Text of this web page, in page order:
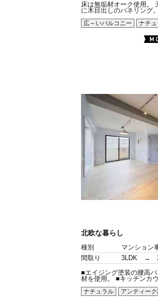
床は無垢材オーク使用。
に木目出しのパネリング
広～いバルコニー
ナチ
北欧な暮らし
種別
マンション
間取り
3LDK →
■エイジング塗装の腰高
材を使用。 ■キッチンカ
ナチュラル
アンティーク